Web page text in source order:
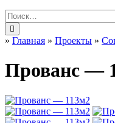
» Главная » Проекты »
Прованс —